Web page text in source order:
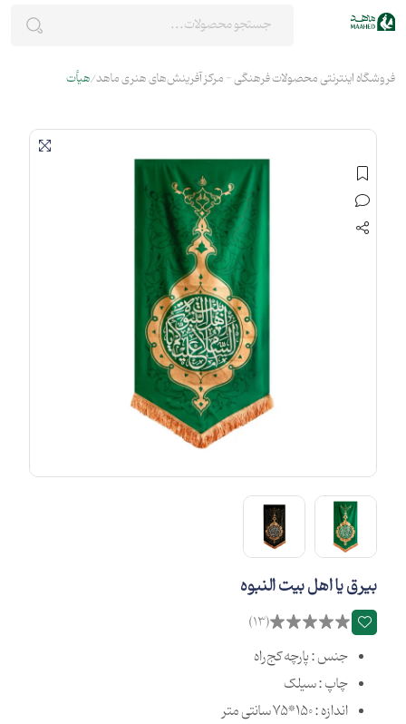
فروشگاه اینترنتی محصولات فرهنگی - مرکز آفرینش‌های هنری ماهد هیأت
بیرق یا اهل بیت النبوه
(13)
جنس : پارچه کج‌راه
چاپ : سیلک
اندازه : 150*75 سانتی متر